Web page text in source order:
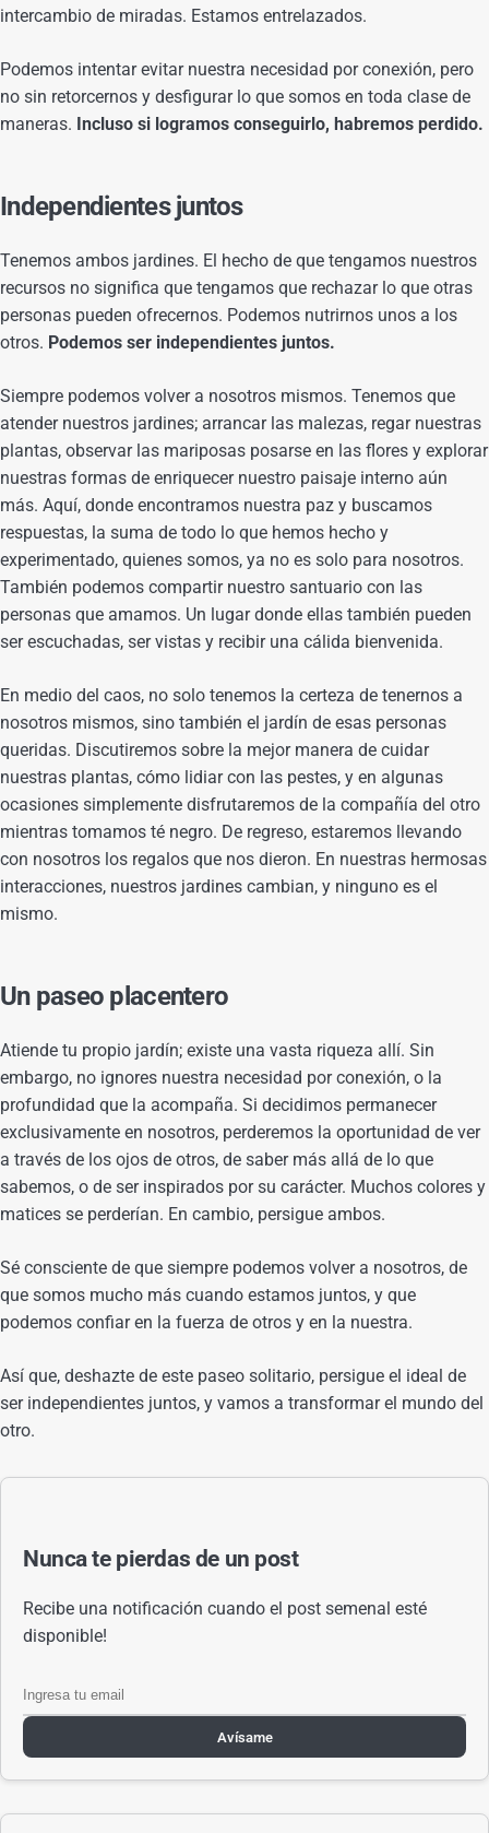
intercambio de miradas. Estamos entrelazados.
Podemos intentar evitar nuestra necesidad por conexión, pero
no sin retorcernos y desfigurar lo que somos en toda clase de
maneras. Incluso si logramos conseguirlo, habremos perdido.
Independientes juntos
Tenemos ambos jardines. El hecho de que tengamos nuestros
recursos no significa que tengamos que rechazar lo que otras
personas pueden ofrecernos. Podemos nutrirnos unos a los
otros. Podemos ser independientes juntos.
Siempre podemos volver a nosotros mismos. Tenemos que
atender nuestros jardines; arrancar las malezas, regar nuestras
plantas, observar las mariposas posarse en las flores y explorar
nuestras formas de enriquecer nuestro paisaje interno aún
más. Aquí, donde encontramos nuestra paz y buscamos
respuestas, la suma de todo lo que hemos hecho y
experimentado, quienes somos, ya no es solo para nosotros.
También podemos compartir nuestro santuario con las
personas que amamos. Un lugar donde ellas también pueden
ser escuchadas, ser vistas y recibir una cálida bienvenida.
En medio del caos, no solo tenemos la certeza de tenernos a
nosotros mismos, sino también el jardín de esas personas
queridas. Discutiremos sobre la mejor manera de cuidar
nuestras plantas, cómo lidiar con las pestes, y en algunas
ocasiones simplemente disfrutaremos de la compañía del otro
mientras tomamos té negro. De regreso, estaremos llevando
con nosotros los regalos que nos dieron. En nuestras hermosas
interacciones, nuestros jardines cambian, y ninguno es el
mismo.
Un paseo placentero
Atiende tu propio jardín; existe una vasta riqueza allí. Sin
embargo, no ignores nuestra necesidad por conexión, o la
profundidad que la acompaña. Si decidimos permanecer
exclusivamente en nosotros, perderemos la oportunidad de ver
a través de los ojos de otros, de saber más allá de lo que
sabemos, o de ser inspirados por su carácter. Muchos colores y
matices se perderían. En cambio, persigue ambos.
Sé consciente de que siempre podemos volver a nosotros, de
que somos mucho más cuando estamos juntos, y que
podemos confiar en la fuerza de otros y en la nuestra.
Así que, deshazte de este paseo solitario, persigue el ideal de
ser independientes juntos, y vamos a transformar el mundo del
otro.
Nunca te pierdas de un post
Recibe una notificación cuando el post semenal esté
disponible!
Avísame